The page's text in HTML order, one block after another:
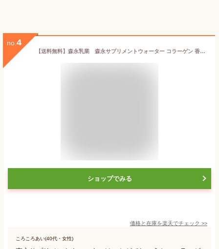
no. 4
【送料無料】森永乳業 森永サプリメントウォーター コラーゲン 香るりんご水 330ml 12本 ケース販売 コラーゲン ヒアルロン酸 低カロリー ジュース サプリメントドリンク りんご 手軽 持ち運びできる 賞味期限長持ち
ショップでみる
価格と在庫を楽天でチェック >>
ころころあい(40代・女性)